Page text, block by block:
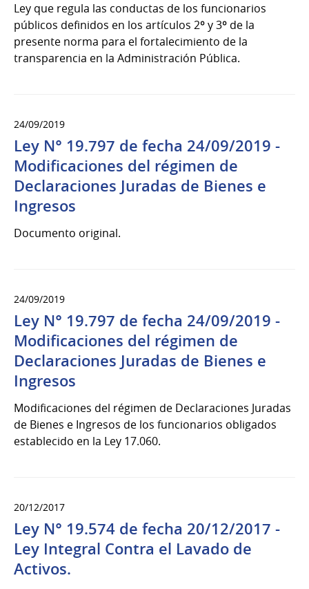
Ley que regula las conductas de los funcionarios
públicos definidos en los artículos 2º y 3º de la
presente norma para el fortalecimiento de la
transparencia en la Administración Pública.
24/09/2019
Ley N° 19.797 de fecha 24/09/2019 -
Modificaciones del régimen de
Declaraciones Juradas de Bienes e
Ingresos
Documento original.
24/09/2019
Ley N° 19.797 de fecha 24/09/2019 -
Modificaciones del régimen de
Declaraciones Juradas de Bienes e
Ingresos
Modificaciones del régimen de Declaraciones Juradas
de Bienes e Ingresos de los funcionarios obligados
establecido en la Ley 17.060.
20/12/2017
Ley N° 19.574 de fecha 20/12/2017 -
Ley Integral Contra el Lavado de
Activos.